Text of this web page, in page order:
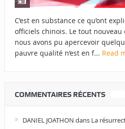
C’est en substance ce qu’ont
officiels chinois. Le tout
nous avons pu apercevoir
pauvre qualité n’est en f... Read
COMMENTAIRES RÉCENTS
DANIEL JOATHON dans La